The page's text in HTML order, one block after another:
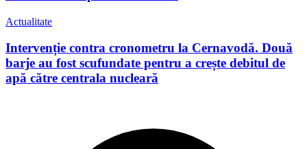
Actualitate
Intervenție contra cronometru la Cernavodă. Două
barje au fost scufundate pentru a crește debitul de
apă către centrala nucleară